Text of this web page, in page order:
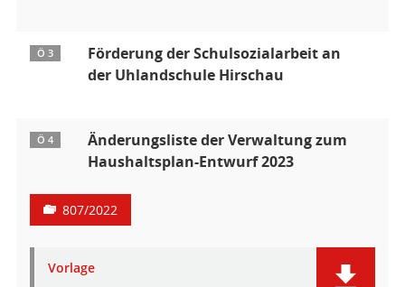
Ö 3
Förderung der Schulsozialarbeit an
der Uhlandschule Hirschau
Ö 4
Änderungsliste der Verwaltung zum
Haushaltsplan-Entwurf 2023
807/2022
Vorlage